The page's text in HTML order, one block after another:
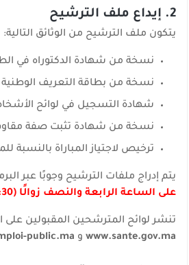
2. إيداع ملف الترشيح
يتكون ملف الترشيح من الوثائق التالية:
نسخة من شهادة الدكتوراه في
نسخة من بطاقة التعريف الوطنية
شهادة التسجيل في لوائح
نسخة من شهادة تثبت صفة مقاوم
ترخيص لاجتياز المباراة
يتم إدراج ملفات الترشيح وجوبًا عبر
على الساعة الرابعة والنصف زوالًا (16:30)
تنشر لوائح المترشحين المقبولين على
www.sante.gov.ma و public.ma